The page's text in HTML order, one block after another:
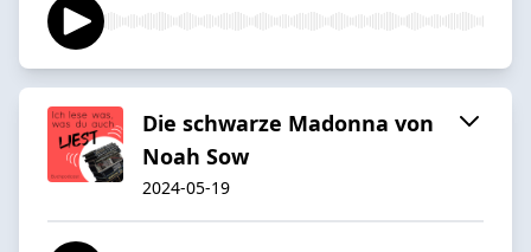
Die schwarze Madonna von
Noah Sow
2024-05-19